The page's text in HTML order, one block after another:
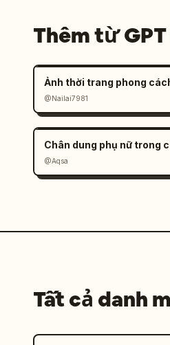
Thêm từ
@Nailai7981
@Aqsa
Tất cả danh